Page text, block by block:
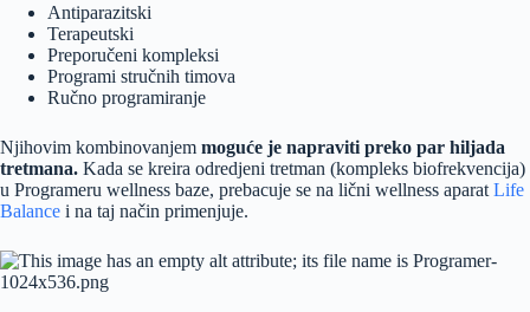
Antiparazitski
Terapeutski
Preporučeni kompleksi
Programi stručnih timova
Ručno programiranje
Njihovim kombinovanjem moguće je napraviti preko par hiljada
tretmana. Kada se kreira odredjeni tretman (kompleks biofrekvencija)
u Programeru wellness baze, prebacuje se na lični wellness aparat Life
Balance i na taj način primenjuje.